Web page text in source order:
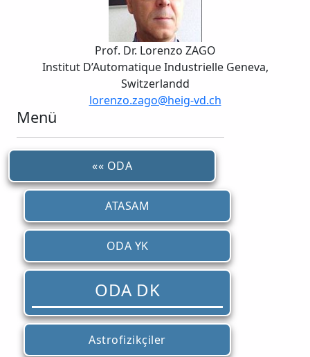
Prof. Dr. Lorenzo ZAGO
Institut D’Automatique Industrielle Geneva,
Switzerlandd
lorenzo.zago@heig-vd.ch
Menü
«« ODA
ATASAM
ODA YK
ODA DK
Astrofizikçiler